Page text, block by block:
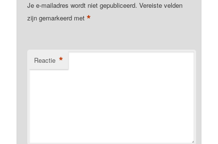
Je e-mailadres wordt niet gepubliceerd. Vereiste velden
zijn gemarkeerd met*
Reactie *